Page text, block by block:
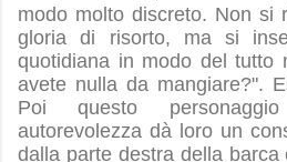
modo molto discreto. Non si
gloria di risorto, ma si
quotidiana in modo del tutto
avete nulla da mangiare?".
Poi questo
autorevolezza dà loro un
dalla parte destra della